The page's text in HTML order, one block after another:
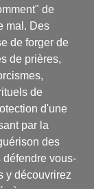
de
mal. Des
de forger de
de prières,
de
d'une
par la
des
défendre vous-
y découvrirez